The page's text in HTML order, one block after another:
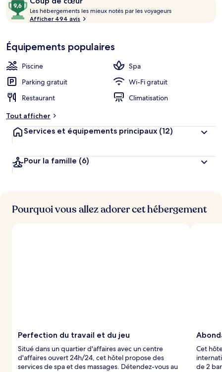
transports publics se situent à une courte distance à pied : Station
de tramway Dubai Marina Mall est à 6 min et Arrêt de tram Jumeirah
de
88 €.
voyageurs
sur
10,
cœur
Les hébergements les mieux notés par les voyageurs
n
i
e
Afficher 494 avis
Équipements populaires
Piscine
Spa
Parking gratuit
Wi-Fi gratuit
Restaurant
Climatisation
Tout afficher
Services et équipements principaux (12)
Pour la famille (6)
Pourquoi vous allez adorer cet hébergement
Perfection du travail et du jeu
Situé dans un quartier d'affaires avec un centre
d'affaires ouvert 24h/24, cet hôtel propose des
services de spa et des massages. Détendez-vous au
Cet
de 2